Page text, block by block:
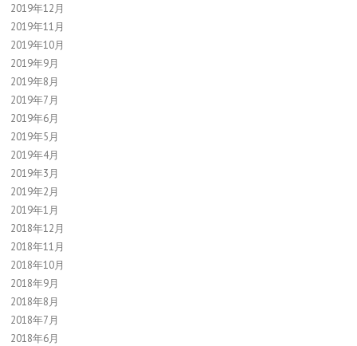
2019年12月
2019年11月
2019年10月
2019年9月
2019年8月
2019年7月
2019年6月
2019年5月
2019年4月
2019年3月
2019年2月
2019年1月
2018年12月
2018年11月
2018年10月
2018年9月
2018年8月
2018年7月
2018年6月